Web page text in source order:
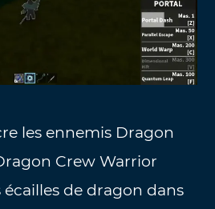
les ennemis Dragon
Crew Warrior
de dragon dans